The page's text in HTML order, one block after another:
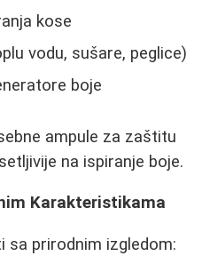
kose
vodu, sušare, peglice)
boje
ampule za zaštitu
na ispiranje boje.
Karakteristikama
sa prirodnim izgledom: